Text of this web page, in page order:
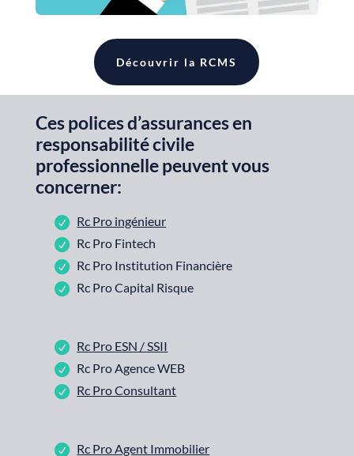
Découvrir la RCMS
Ces polices d’assurances en
responsabilité civile
professionnelle peuvent vous
concerner:
Rc Pro ingénieur
Rc Pro Fintech
Rc Pro Institution Financière
Rc Pro Capital Risque
Rc Pro ESN / SSII
Rc Pro Agence WEB
Rc Pro Consultant
Rc Pro Agent Immobilier